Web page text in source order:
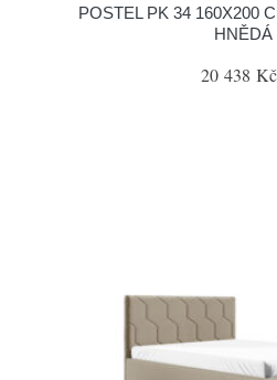
POSTEL PK 34 160X200
HNĚDÁ
20 438 Kč